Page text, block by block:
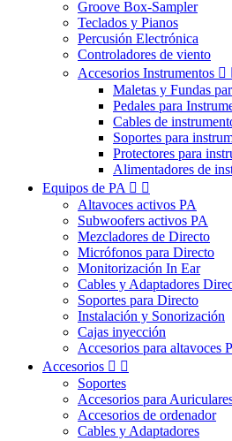
Groove Box-Sampler
Teclados y Pianos
Percusión Electrónica
Controladores de viento
Accesorios Instrumentos 
Maletas y Fundas
Pedales para
Cables de
Soportes para
Protectores para
Alimentadores de
Equipos de PA  
Altavoces activos PA
Subwoofers activos PA
Mezcladores de Directo
Micrófonos para Directo
Monitorización In Ear
Cables y Adaptadores
Soportes para Directo
Instalación y Sonorización
Cajas inyección
Accesorios para altavoces
Accesorios  
Soportes
Accesorios para
Accesorios de ordenador
Cables y Adaptadores